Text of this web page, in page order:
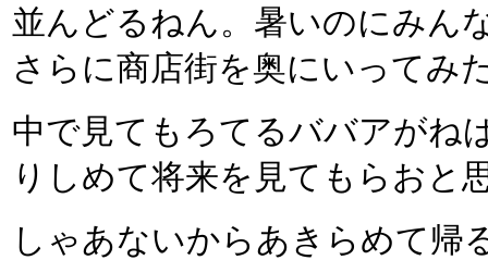
並んどるねん。暑いのにみん
さらに商店街を奥にいってみ
中で見てもろてるババアがね
りしめて将来を見てもらおと
しゃあないからあきらめて帰